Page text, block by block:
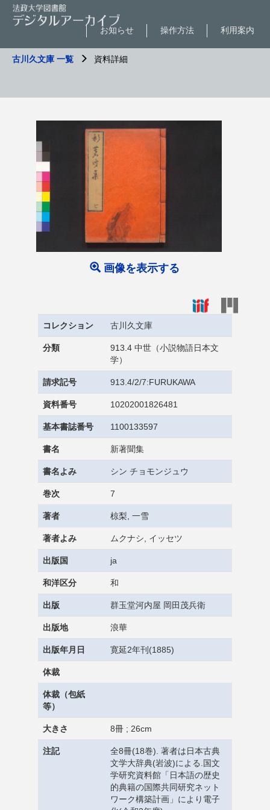
利用案内
操作方法
お知らせ
古川久文庫 一覧 資料詳細
画像を表示する
コレクション 古川久文庫
分類
913.4 中世（小説物語日本文
学）
請求記号 913.4/2/7:FURUKAWA
資料番号 10202001826481
基本書誌番号 1100133597
書名 新著聞集
書名よみ シン チョモンジュウ
巻次 7
著者 椋梨, 一雪
著者よみ ムクナシ, イッセツ
出版国 ja
和洋区分 和
出版 群玉堂河内屋 岡田茂兵衛
出版地 浪華
出版年月日 寛延2年刊(1885)
体裁
体裁（包紙
等）
大きさ 8冊 ; 26cm
注記
全8冊(18巻). 著者は日本古典
文学大辞典(岩波)による.国文
学研究資料館「日本語の歴史
的典籍の国際共同研究ネット
ワーク構築計画」により電子